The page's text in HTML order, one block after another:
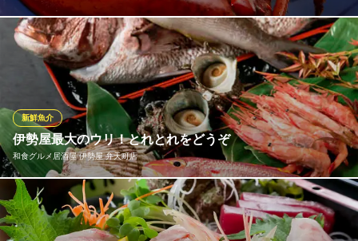
週２回カナダから空輸で届く、世界最高品質のライブロブスタ
ー。新鮮なおいしさを３６５日楽しんで頂ける、レッドロブスタ
ーならではのこだわりです。
レッドロブスター ユニバーサル・シティウォーク大阪店
シーフード&ステーキ
ＪＲゆめ咲線ユニバーサルシティ駅 徒歩1分
大阪府大阪市此花区島屋6-2-61 ユニバーサル・シティウォーク大阪5F
伊勢屋最大のウリ！とれとれをどうぞ
和食グルメ居酒屋 伊勢屋 弁天町店
新鮮魚介
伊勢屋の名物は、鮮度抜群の魚介類！国産の旬の鮮魚を毎日直
送！季節ごとの海鮮料理を、ご満足いくまで十二分にお楽しみい
ただけます。おすすめの鮮魚は日替わりなので、ご来店の際はお